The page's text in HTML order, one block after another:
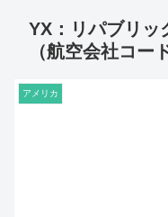
YX：リパブリッ
（航空会社コー
アメリカ